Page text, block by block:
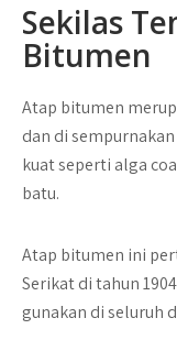
Sekilas
Bitumen
Atap bitumen
dan di
kuat seperti alga
batu.
Atap bitumen ini
Serikat di tahun
gunakan di seluruh